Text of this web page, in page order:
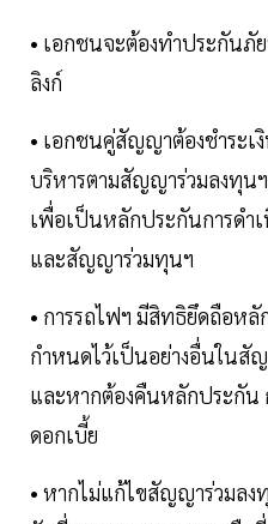
• เอกชนจะต้องทำประกันภั
ลิงก์
• เอกชนคู่สัญญาต้องชำระเ
บริหารตามสัญญาร่วมลงทุน
เพื่อเป็นหลักประกันการดำ
และสัญญาร่วมทุนฯ
• การรถไฟฯ มีสิทธิยึดถือห
กำหนดไว้เป็นอย่างอื่นใน
และหากต้องคืนหลักประกัน
ดอกเบี้ย
• หากไม่แก้ไขสัญญาร่วมลง